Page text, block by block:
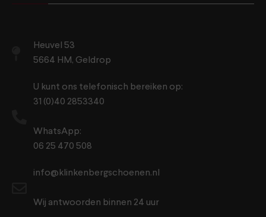
Heuvel 53
5664 HM, Geldrop
U kunt ons telefonisch bereiken op:
31 (0)40 2853340
WhatsApp:
06 25 470 508
info@klinkenbergschoenen.nl
Wij antwoorden binnen 24 uur